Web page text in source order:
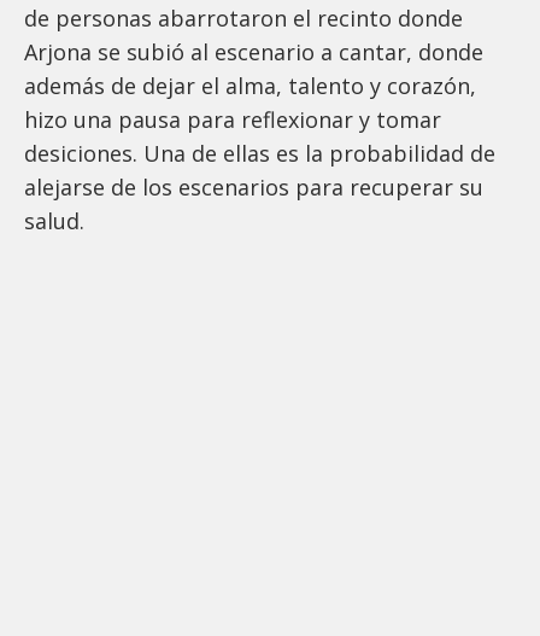
de personas abarrotaron el recinto donde
Arjona se subió al escenario a cantar, donde
además de dejar el alma, talento y corazón,
hizo una pausa para reflexionar y tomar
desiciones. Una de ellas es la probabilidad de
alejarse de los escenarios para recuperar su
salud.